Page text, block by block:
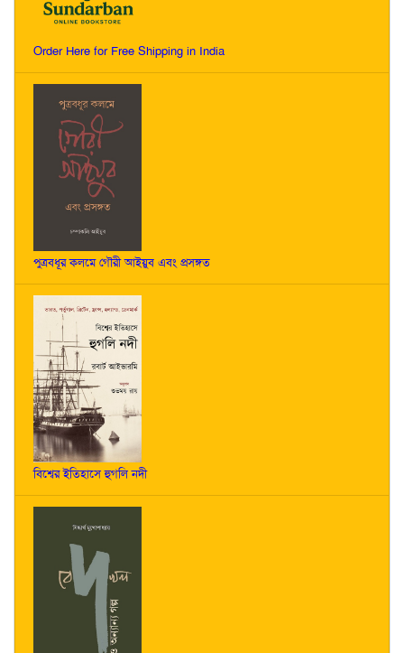
Order Here for Free Shipping in India
পুত্রবধূর কলমে গৌরী আইয়ুব এবং প্রসঙ্গত
বিশ্বের ইতিহাসে হুগলি নদী